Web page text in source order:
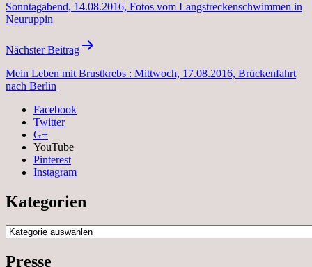
Sonntagabend, 14.08.2016, Fotos vom Langstreckenschwimmen in
Neuruppin
Nächster Beitrag
Mein Leben mit Brustkrebs : Mittwoch, 17.08.2016, Brückenfahrt
nach Berlin
Facebook
Twitter
G+
YouTube
Pinterest
Instagram
Kategorien
Kategorien
Presse